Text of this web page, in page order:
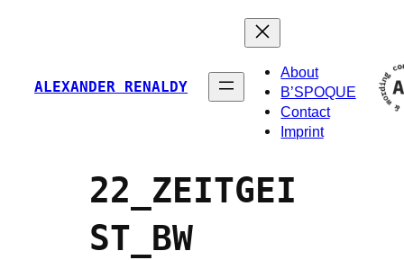
ALEXANDER RENALDY
About
B’SPOQUE
Contact
Imprint
22_ZEITGEI
ST_BW